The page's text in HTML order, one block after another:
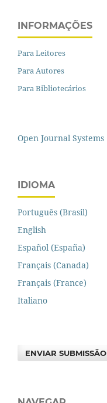
INFORMAÇÕES
Para Leitores
Para Autores
Para Bibliotecários
Open Journal Systems
IDIOMA
Português (Brasil)
English
Español (España)
Français (Canada)
Français (France)
Italiano
ENVIAR SUBMISSÃO